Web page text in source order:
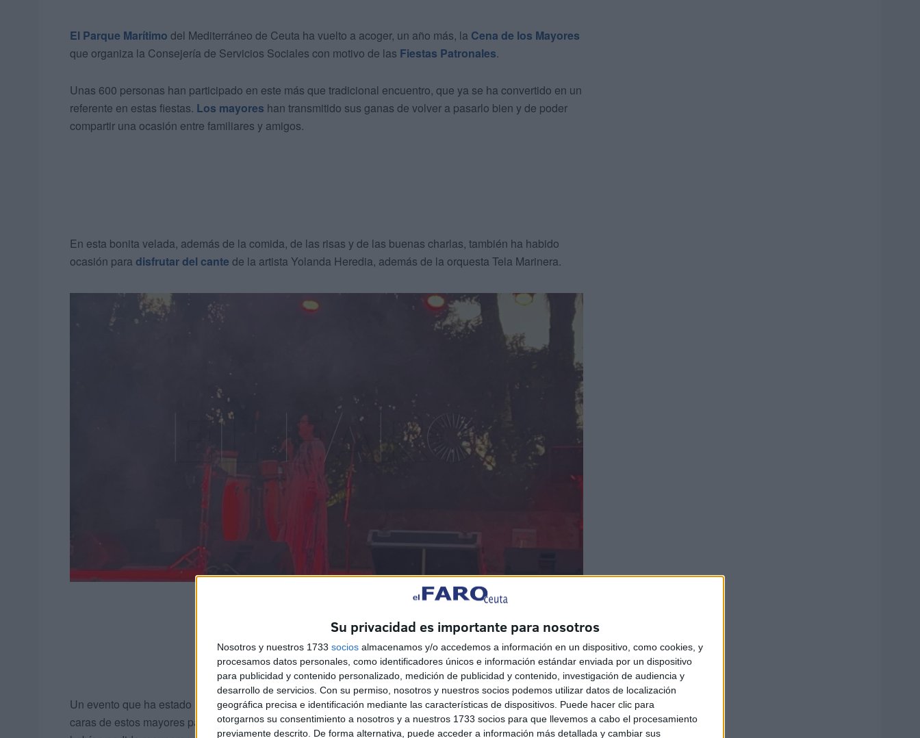
Su privacidad es importante para nosotros
Nosotros y nuestros 1733 socios almacenamos y/o accedemos a información en un dispositivo, como cookies, y
procesamos datos personales, como identificadores únicos e información estándar enviada por un dispositivo
para publicidad y contenido personalizado, medición de publicidad y contenido, investigación de audiencia y
desarrollo de servicios. Con su permiso, nosotros y nuestros socios podemos utilizar datos de localización
geográfica precisa e identificación mediante las características de dispositivos. Puede hacer clic para
otorgarnos su consentimiento a nosotros y a nuestros 1733 socios para que llevemos a cabo el procesamiento
previamente descrito. De forma alternativa, puede acceder a información más detallada y cambiar sus
El Parque Marítimo del Mediterráneo de Ceuta ha vuelto a acoger, un año más, la Cena de los Mayores
que organiza la Consejería de Servicios Sociales con motivo de las Fiestas Patronales.
Unas 600 personas han participado en este más que tradicional encuentro, que ya se ha convertido en un
referente en estas fiestas. Los mayores han transmitido sus ganas de volver a pasarlo bien y de poder
compartir una ocasión entre familiares y amigos.
En esta bonita velada, además de la comida, de las risas y de las buenas charlas, también ha habido
ocasión para disfrutar del cante de la artista Yolanda Heredia, además de la orquesta Tela Marinera.
Un evento que ha estado lleno de emoción y, sobre todo, de diversión. Nada más que había que mirar las
caras de estos mayores para detectar las ganas que había de repetir una noche así. Ya el año pasado